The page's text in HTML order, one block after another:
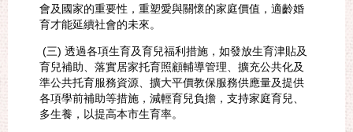
會及國家的重要性，重塑愛與關懷的家庭價值，適齡婚
育才能延續社會的未來。
(三) 透過各項生育及育兒福利措施，如發放生育津貼及
育兒補助、落實居家托育照顧輔導管理、擴充公共化及
準公共托育服務資源、擴大平價教保服務供應量及提供
各項學前補助等措施，減輕育兒負擔，支持家庭育兒、
多生養，以提高本市生育率。